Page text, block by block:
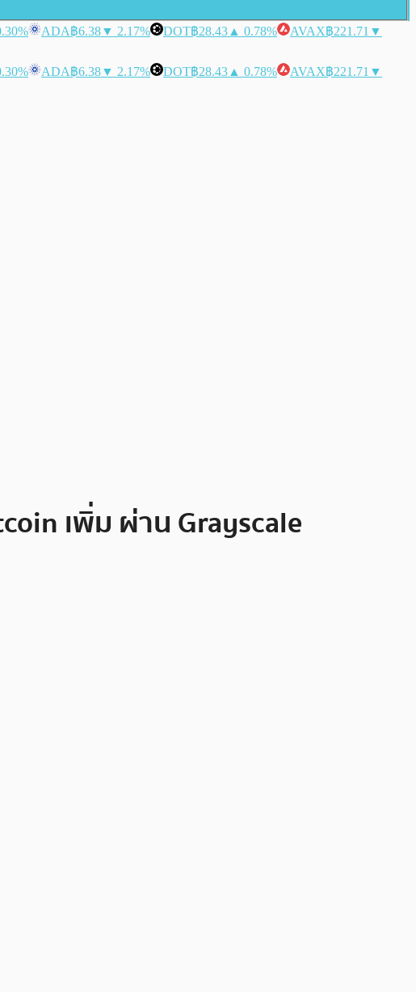
ADA฿6.38▼ 2.17% DOT฿28.43 ▲ 0.78% AVAX฿221.71 ▼
ADA฿6.38▼ 2.17% DOT฿28.43 ▲ 0.78% AVAX฿221.71 ▼
เพิ่ม ผ่าน Grayscale